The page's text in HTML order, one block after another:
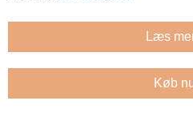
Læs
Køb